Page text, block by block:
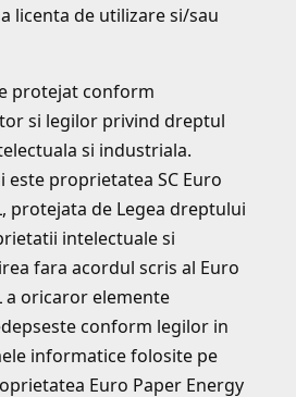
licenta de utilizare si/sau
protejat conform
si legilor privind dreptul
si industriala.
este proprietatea SC Euro
protejata de Legea dreptului
intelectuale si
fara acordul scris al Euro
a oricaror elemente
conform legilor in
informatice folosite pe
Euro Paper Energy